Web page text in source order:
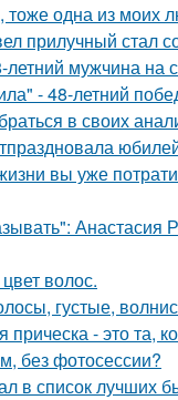
тоже одна из
прилучный стал
мужчина
- 48-летний
в своих
вы уже
Анастасия
волос.
густые,
- это та,
без фотосессии?
в список лучших